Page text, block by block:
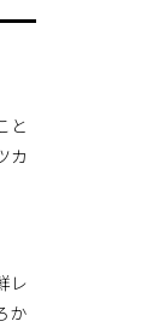
と
カ
レ
か